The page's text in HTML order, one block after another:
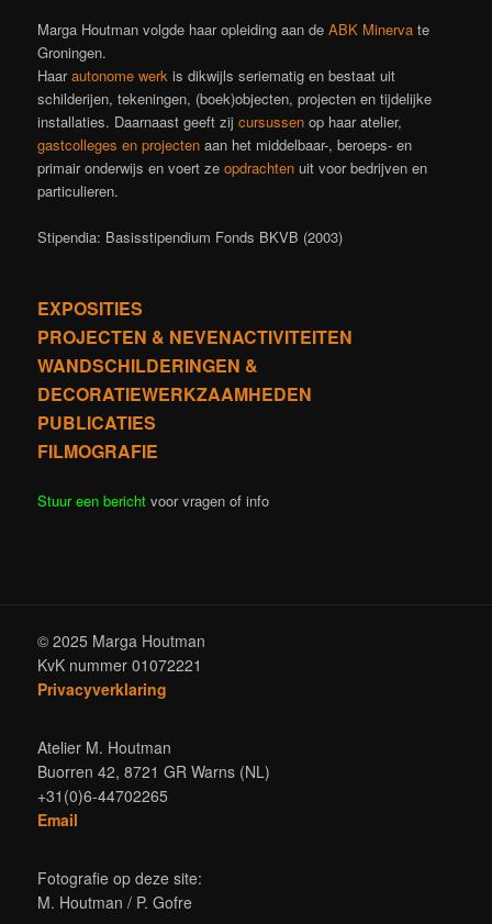
Marga Houtman volgde haar opleiding aan deABK Minerva te
Groningen.
Haarautonome werk is dikwijls seriematig en bestaat uit
schilderijen, tekeningen, (boek)objecten, projecten en tijdelijke
installaties. Daarnaast geeft zijcursussen op haar atelier,
gastcolleges en projecten aan het middelbaar-, beroeps- en
primair onderwijs en voert zeopdrachten uit voor bedrijven en
particulieren.
Stipendia: Basisstipendium Fonds BKVB (2003)
EXPOSITIES
PROJECTEN & NEVENACTIVITEITEN
WANDSCHILDERINGEN &
DECORATIEWERKZAAMHEDEN
PUBLICATIES
FILMOGRAFIE
Stuur een berichtvoor vragen of info
© 2025 Marga Houtman
KvK nummer 01072221
Privacyverklaring
Atelier M. Houtman
Buorren 42, 8721 GR Warns (NL)
+31(0)6-44702265
Email
Fotografie op deze site:
M. Houtman / P. Gofre